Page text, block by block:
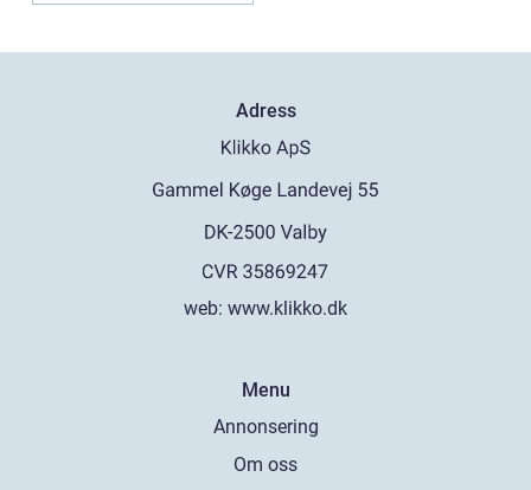
Adress
web: www.klikko.dk
Menu
Annonsering
Om oss